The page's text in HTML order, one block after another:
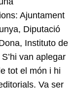
Ajuntament
Diputació
Instituto de
van aplegar
tot el món i hi
Va ser